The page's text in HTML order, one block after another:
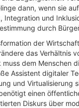
dann, wenn sie
Integration und
durch
der
das Verhältnis
muss dem Menschen
Assistent digitaler
und Virtualisierung
einen
Diskurs über